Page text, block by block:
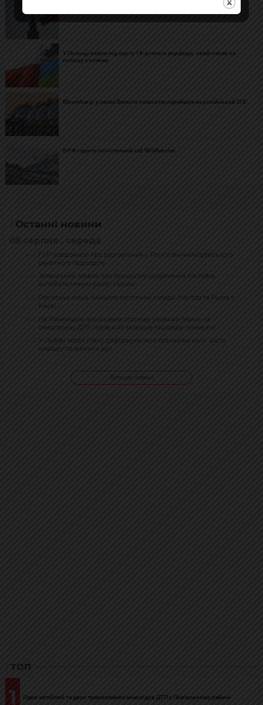
Польські винищувачі вдруге за тиждень перехопила літак-
У Польщі взяли під варту 18-річного українця, який напав на
польку з ножем
Bloomberg: у липні Бельгія повністю перейшла на російський СПГ
В РФ горить логістичний хаб Wildberries
Останні новини
05 серпня , середа
ГУР повідомило про розгортання у Росії північнокорейського
ракетного підрозділу
Зеленський заявив про трикратне скорочення поставок
антибалістичних ракет Україні
Російська атака знищила логістичні склади Intertop та Puma у
Києві
На Рівненщині військовий отримав умовний термін за
смертельну ДТП, після якої залишив пішохода помирати
У Львові через спеку деформувалися трамвайні колії: шість
маршрутів змінили рух
Більше новин
ТОП
1 Один загиблий та двоє травмованих внаслідок ДТП у Львівському районі